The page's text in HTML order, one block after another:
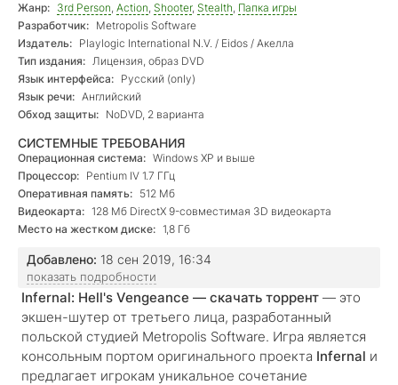
Жанр: 3rd Person, Action, Shooter, Stealth, Папка игры
Разработчик: Metropolis Software
Издатель: Playlogic International N.V. / Eidos / Акелла
Тип издания: Лицензия, образ DVD
Язык интерфейса: Русский (only)
Язык речи: Английский
Обход защиты: NoDVD, 2 варианта
СИСТЕМНЫЕ ТРЕБОВАНИЯ
Операционная система: Windows XP и выше
Процессор: Pentium IV 1.7 ГГц
Оперативная память: 512 Мб
Видеокарта: 128 Мб DirectX 9-совместимая 3D видеокарта
Место на жестком диске: 1,8 Гб
Добавлено: 18 сен 2019, 16:34
показать подробности
Infernal: Hell's Vengeance — скачать торрент — это
экшен-шутер от третьего лица, разработанный
польской студией Metropolis Software. Игра является
консольным портом оригинального проекта Infernal и
предлагает игрокам уникальное сочетание